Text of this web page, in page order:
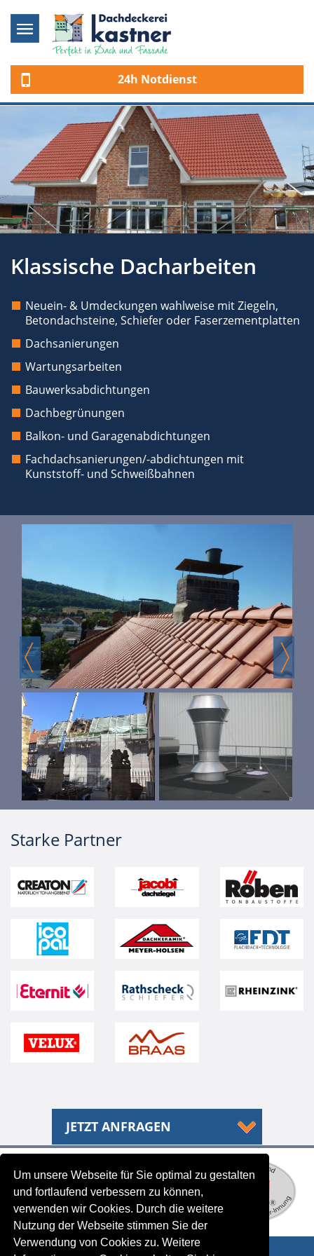
Um unsere Webseite für Sie optimal zu gestalten
und fortlaufend verbessern zu können,
verwenden wir Cookies. Durch die weitere
Nutzung der Webseite stimmen Sie der
Verwendung von Cookies zu. Weitere
24h Notdienst
Klassische Dacharbeiten
Neuein- & Umdeckungen wahlweise mit Ziegeln,
Betondachsteine, Schiefer oder Faserzementplatten
Dachsanierungen
Wartungsarbeiten
Bauwerksabdichtungen
Dachbegrünungen
Balkon- und Garagenabdichtungen
Fachdachsanierungen/-abdichtungen mit
Kunststoff- und Schweißbahnen
Starke Partner
JETZT ANFRAGEN